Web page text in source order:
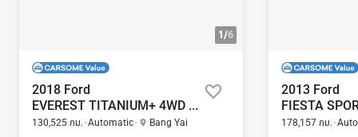
1/6
2018 Ford
EVEREST TITANIUM+ 4WD 2.0
130,525 กม. Automatic Bang Yai
2013 Ford
178,157 กม.